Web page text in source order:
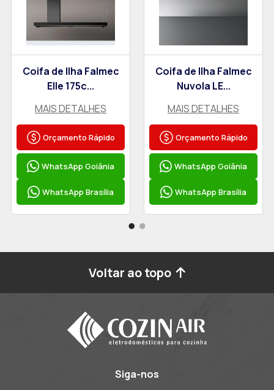
Coifa de Ilha Falmec
Elle 175c...
MAIS DETALHES
Orçamento Rápido
WhatsApp Goiânia
WhatsApp Brasília
Coifa de Ilha Falmec
Nuvola LE...
MAIS DETALHES
Orçamento Rápido
WhatsApp Goiânia
WhatsApp Brasília
Voltar ao topo
Siga-nos